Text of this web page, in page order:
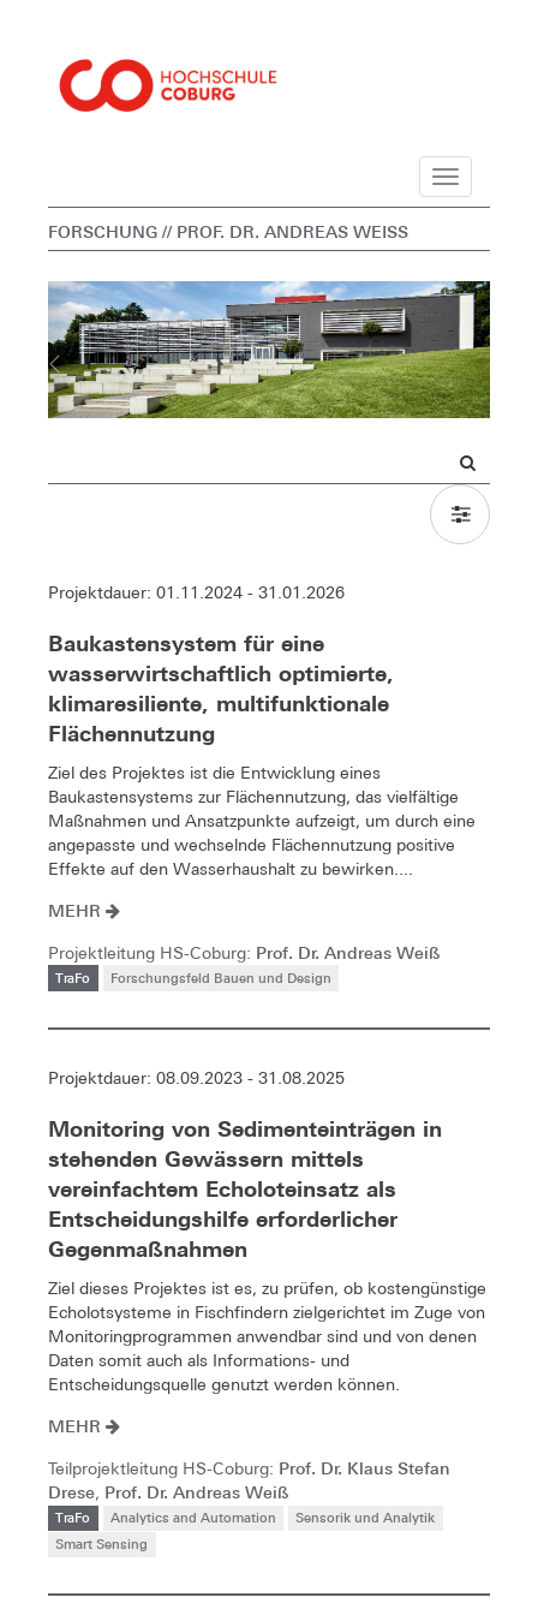
Navigation
FORSCHUNG // PROF. DR. ANDREAS WEISS
Projektdauer: 01.11.2024 - 31.01.2026
Baukastensystem für eine
wasserwirtschaftlich optimierte,
klimaresiliente, multifunktionale
Flächennutzung
Ziel des Projektes ist die Entwicklung eines
Baukastensystems zur Flächennutzung, das vielfältige
Maßnahmen und Ansatzpunkte aufzeigt, um durch eine
angepasste und wechselnde Flächennutzung positive
Effekte auf den Wasserhaushalt zu bewirken....
MEHR
Projektleitung HS-Coburg: Prof. Dr. Andreas Weiß
TraFo Forschungsfeld Bauen und Design
Projektdauer: 08.09.2023 - 31.08.2025
Monitoring von Sedimenteinträgen in
stehenden Gewässern mittels
vereinfachtem Echoloteinsatz als
Entscheidungshilfe erforderlicher
Gegenmaßnahmen
Ziel dieses Projektes ist es, zu prüfen, ob kostengünstige
Echolotsysteme in Fischfindern zielgerichtet im Zuge von
Monitoringprogrammen anwendbar sind und von denen
Daten somit auch als Informations- und
Entscheidungsquelle genutzt werden können.
MEHR
Teilprojektleitung HS-Coburg: Prof. Dr. Klaus Stefan
Drese, Prof. Dr. Andreas Weiß
TraFo Analytics and Automation
Sensorik und Analytik
Smart Sensing